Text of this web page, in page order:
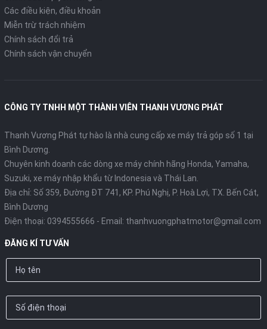
Các điều kiện, điều khoản
Miễn trừ trách nhiệm
Chính sách đổi trả
Chính sách vận chuyển
CÔNG TY TNHH MỘT THÀNH VIÊN THANH VƯƠNG PHÁT
Thanh Vương Phát tự hào là nhà cung cấp xe máy trả góp số 1 tại
Bình Dương.
Chuyên kinh doanh các dòng xe máy chính hãng Honda, Yamaha,
Suzuki, xe máy nhập khẩu từ Indonesia và Thái Lan.
Địa chỉ: Số 359, Đường ĐT 741, KP. Phú Nghị, P. Hoà Lợi, TX. Bến Cát,
Bình Dương
Điện thoại: 0394555666 - Email: thanhvuongphatmotor@gmail.com
ĐĂNG KÍ TƯ VẤN